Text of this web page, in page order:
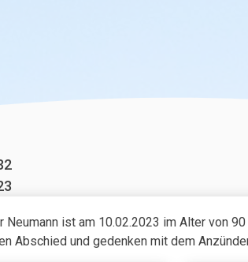
Neumann ist am 10.02.2023 im Alter von
Abschied und gedenken mit dem